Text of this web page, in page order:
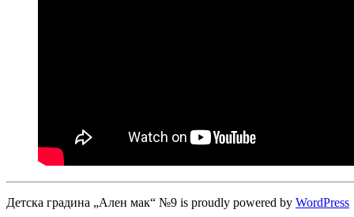
Детска градина „Ален мак“ №9 is proudly powered by WordPress